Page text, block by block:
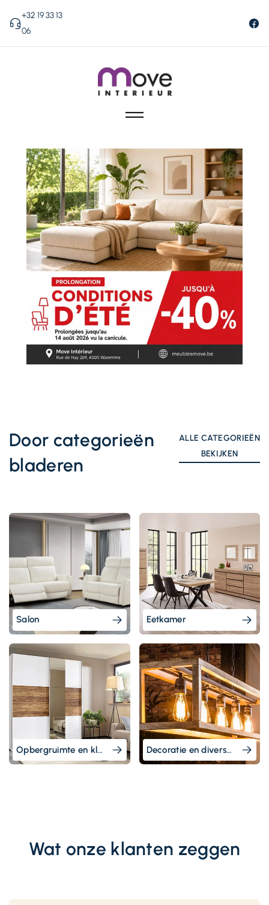
+32 19 33 13
06
Door categorieën
bladeren
ALLE CATEGORIEËN
BEKIJKEN
Salon Eetkamer
Opbergruimte en kleedkamer Decoratie en diversen
Wat onze klanten zeggen